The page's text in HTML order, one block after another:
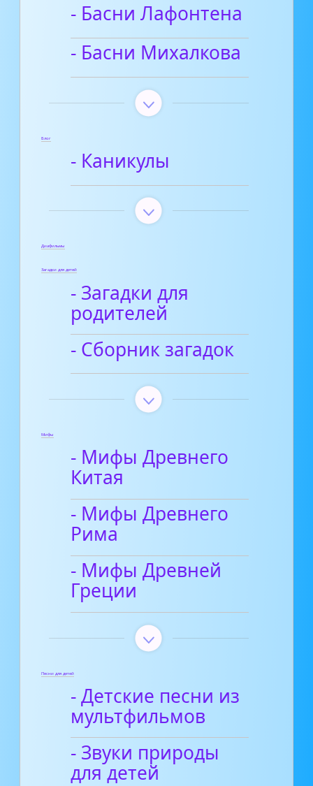
- Басни Лафонтена
- Басни Михалкова
Блог
- Каникулы
Диафильмы
Загадки для детей
- Загадки для
родителей
- Сборник загадок
Мифы
- Мифы Древнего
Китая
- Мифы Древнего
Рима
- Мифы Древней
Греции
Песни для детей
- Детские песни из
мультфильмов
- Звуки природы
для детей